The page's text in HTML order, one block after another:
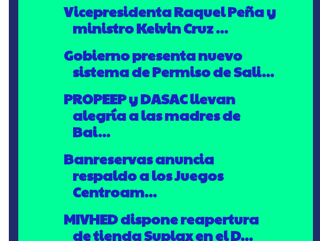
Vicepresidenta Raquel Peña y
ministro Kelvin Cruz ...
Gobierno presenta nuevo
sistema de Permiso de Sali...
PROPEEP y DASAC llevan
alegría a las madres de
Bai...
Banreservas anuncia
respaldo a los Juegos
Centroam...
MIVHED dispone reapertura
de tienda Suplax en el D...